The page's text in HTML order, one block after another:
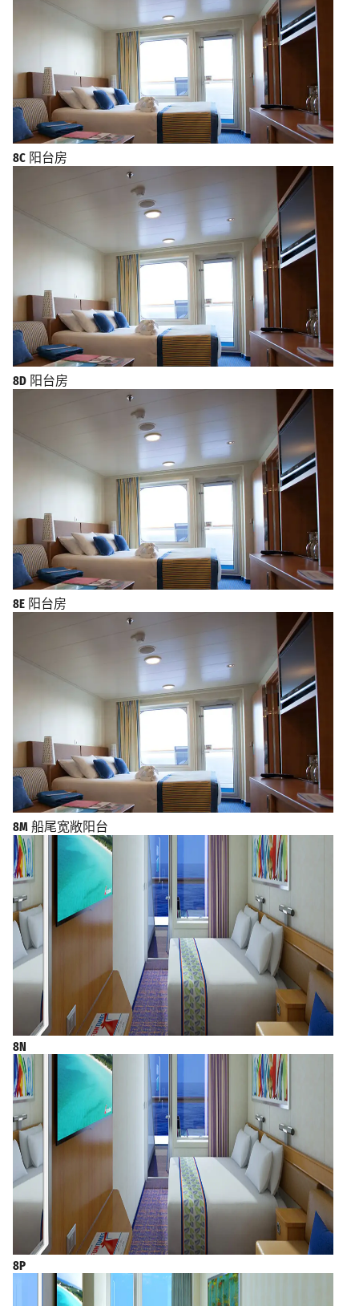
8C 阳台房
8D 阳台房
8E 阳台房
8M 船尾宽敞阳台
8N
8P